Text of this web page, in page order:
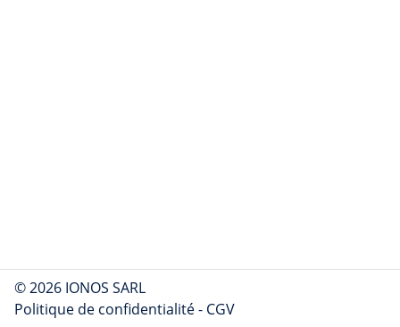
© 2026 IONOS SARL
Politique de confidentialité- CGV